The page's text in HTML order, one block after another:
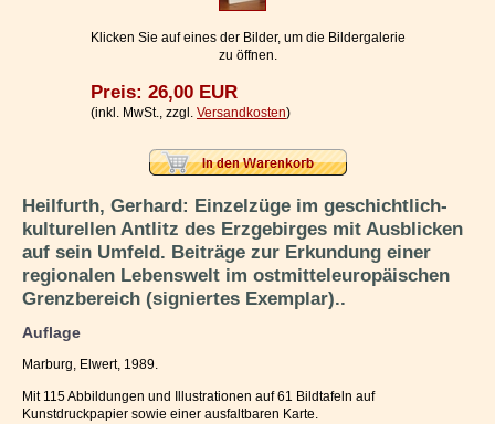
Ihr WarenkorbKlicken Sie auf eines der Bilder, um die Bildergalerie
zu öffnen.
Preis: 26,00 EUR
(inkl. MwSt., zzgl. Versandkosten)
Heilfurth, Gerhard: Einzelzüge im geschichtlich-
kulturellen Antlitz des Erzgebirges mit Ausblicken
auf sein Umfeld. Beiträge zur Erkundung einer
regionalen Lebenswelt im ostmitteleuropäischen
Grenzbereich (signiertes Exemplar)..
Auflage
Marburg, Elwert, 1989.
Mit 115 Abbildungen und Illustrationen auf 61 Bildtafeln auf
Kunstdruckpapier sowie einer ausfaltbaren Karte.